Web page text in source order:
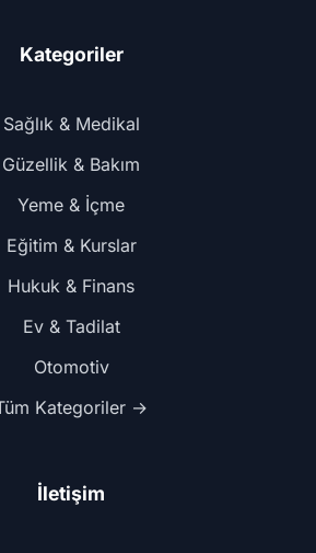
Kategoriler
Sağlık & Medikal
Güzellik & Bakım
Yeme & İçme
Eğitim & Kurslar
Hukuk & Finans
Ev & Tadilat
Otomotiv
Kategoriler →
İletişim